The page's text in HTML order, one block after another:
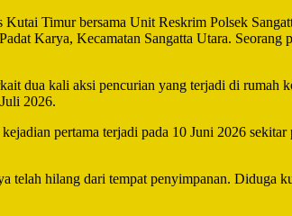
Timur bersama Unit Reskrim Polsek
Karya, Kecamatan Sangatta Utara.
dua kali aksi pencurian yang terjadi di rumah
2026.
pertama terjadi pada 10 Juni 2026
hilang dari tempat penyimpanan. Diduga